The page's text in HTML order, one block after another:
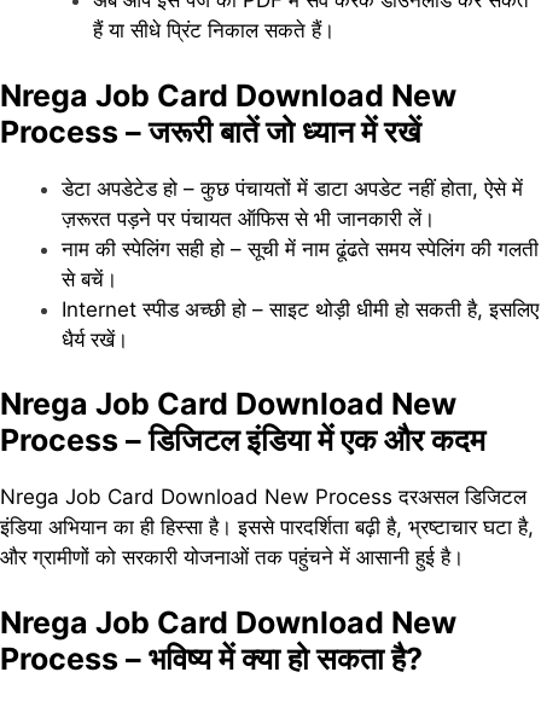
हैं या सीधे प्रिंट निकाल सकते हैं।
Nrega Job Card Download New
Process –जरूरी बातें जो ध्यान में रखें
डेटा अपडेटेड हो – कुछ पंचायतों में डाटा अपडेट नहीं होता, ऐसे में
ज़रूरत पड़ने पर पंचायत ऑफिस से भी जानकारी लें।
नाम की स्पेलिंग सही हो – सूची में नाम ढूंढते समय स्पेलिंग की गलती
से बचें।
Internet स्पीड अच्छी हो – साइट थोड़ी धीमी हो सकती है, इसलिए
धैर्य रखें।
Nrega Job Card Download New
Process – डिजिटल इंडिया में एक और कदम
Nrega Job Card Download New Process दरअसल डिजिटल
इंडिया अभियान का ही हिस्सा है। इससे पारदर्शिता बढ़ी है, भ्रष्टाचार घटा है,
और ग्रामीणों को सरकारी योजनाओं तक पहुंचने में आसानी हुई है।
Nrega Job Card Download New
Process – भविष्य में क्या हो सकता है?